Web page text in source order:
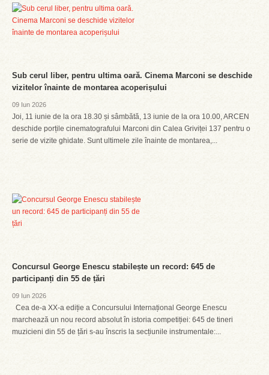
Sub cerul liber, pentru ultima oară. Cinema Marconi se deschide
vizitelor înainte de montarea acoperișului
09 Iun 2026
Joi, 11 iunie de la ora 18.30 și sâmbătă, 13 iunie de la ora 10.00, ARCEN
deschide porțile cinematografului Marconi din Calea Griviței 137 pentru o
serie de vizite ghidate. Sunt ultimele zile înainte de montarea,...
Concursul George Enescu stabilește un record: 645 de
participanți din 55 de țări
09 Iun 2026
Cea de-a XX-a ediție a Concursului Internațional George Enescu
marchează un nou record absolut în istoria competiției: 645 de tineri
muzicieni din 55 de țări s-au înscris la secțiunile instrumentale:...